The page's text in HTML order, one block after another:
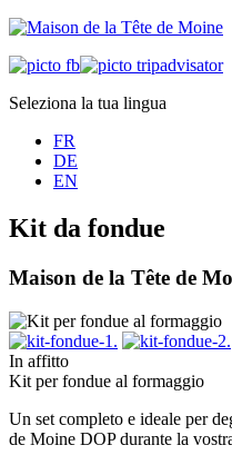
Seleziona la tua lingua
FR
DE
EN
Kit da fondue
Maison de la Tête de
In affitto
Kit per fondue al formaggio
Un set completo e ideale per
de Moine DOP durante la